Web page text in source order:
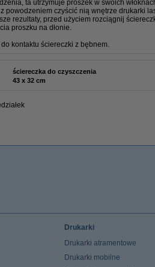
ta utrzymuje proszek w swoich
powodzeniem czyścić nią wnętrze drukarki
rezultaty, przed użyciem rozciągnij
proszku na dłonie.
kontaktu ściereczki z bębnem.
ściereczka do czyszczenia
43 x 32 cm
Drukarki
Drukarki atramentowe
Drukarki mobilne